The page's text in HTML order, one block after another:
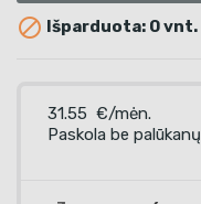
 Išparduota: 0 vnt.